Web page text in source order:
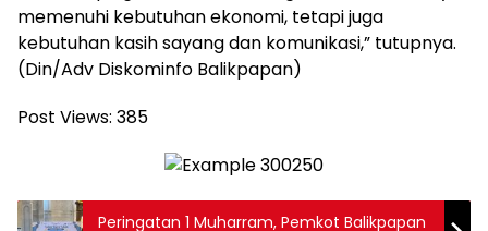
memenuhi kebutuhan ekonomi, tetapi juga
kebutuhan kasih sayang dan komunikasi,” tutupnya.
(Din/Adv Diskominfo Balikpapan)
Post Views: 385
Peringatan 1 Muharram, Pemkot Balikpapan